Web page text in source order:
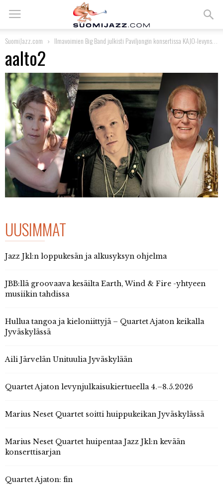
SuomiJazz.com Ilmavoimien Big Band julkisti Paviljongin konsertissa KAJO-levynsä
aalto2
UUSIMMAT
Jazz Jkl:n loppukesän ja alkusyksyn ohjelma
JBB:llä groovaava kesäilta Earth, Wind & Fire -yhtyeen
musiikin tahdissa
Hullua tangoa ja kieloniittyjä – Quartet Ajaton keikalla
Jyväskylässä
Aili Järvelän Unituulia Jyväskylään
Quartet Ajaton levynjulkaisukiertueella 4.–8.5.2026
Marius Neset Quartet soitti huippukeikan Jyväskylässä
Marius Neset Quartet huipentaa Jazz Jkl:n kevään
konserttisarjan
Quartet Ajaton: fin